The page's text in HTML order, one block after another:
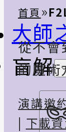
大師
盲解
首頁 »
從不會
的魔術
演講邀
| 下載